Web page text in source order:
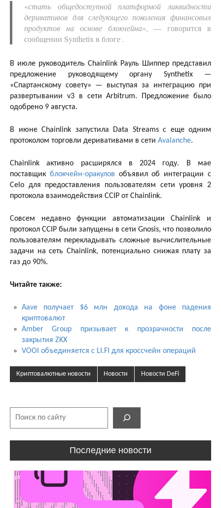
«стать общедоступной платформой ликвидности
деривативов для следующего поколения финансовых
продуктов на основе блокчейна», — говорится в
сообщении Synthetix в блоге .
В июле руководитель Chainlink Рауль Шиппер представил
предложение руководящему органу Synthetix —
«Спартанскому совету» — выступая за интеграцию при
развертывании v3 в сети Arbitrum. Предложение было
одобрено 9 августа.
В июне Chainlink запустила Data Streams с еще одним
протоколом торговли деривативами в сети Avalanche.
Chainlink активно расширялся в 2024 году. В мае
поставщик блокчейн-оракулов объявил об интеграции с
Celo для предоставления пользователям сети уровня 2
протокола взаимодействия CCIP от Chainlink.
Совсем недавно функции автоматизации Chainlink и
протокол CCIP были запущены в сети Gnosis, что позволило
пользователям перекладывать сложные вычислительные
задачи на сеть Chainlink, потенциально снижая плату за
газ до 90%.
Читайте также:
Aave получает $6 млн дохода на фоне падения
криптовалют
Amber Group призывает к прозрачности после
закрытия ZKX
VOOI объединяется с LI.FI для кроссчейн операций
Криптовалютные новости Новости Новости DeFi
Последние новости